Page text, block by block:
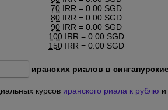
70 IRR = 0.00 SGD
80 IRR = 0.00 SGD
90 IRR = 0.00 SGD
100 IRR = 0.00 SGD
150 IRR = 0.00 SGD
иранских риалов в
курсов иранского риала к рублю и